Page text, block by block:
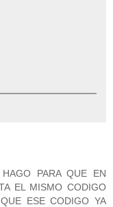
PARA QUE EN
EL MISMO CODIGO
ESE CODIGO YA